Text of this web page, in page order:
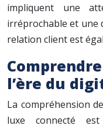
impliquent une
irréprochable et une
relation client est
l’ère du
La compréhension
luxe connecté